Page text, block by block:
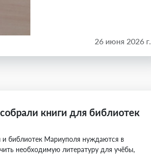
26 июня 2026 г.
книги для библиотек
библиотек Мариуполя нуждаются в
необходимую литературу для учёбы,